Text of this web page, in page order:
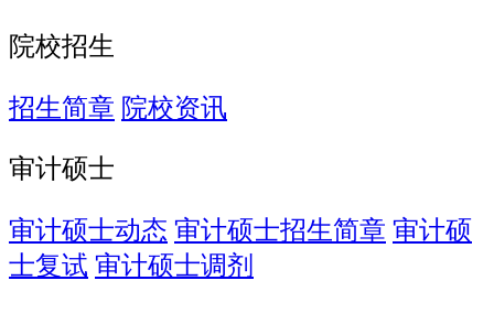
院校招生
招生简章 院校资讯
审计硕士
审计硕士动态 审计硕士招生简章 审计硕
士复试 审计硕士调剂